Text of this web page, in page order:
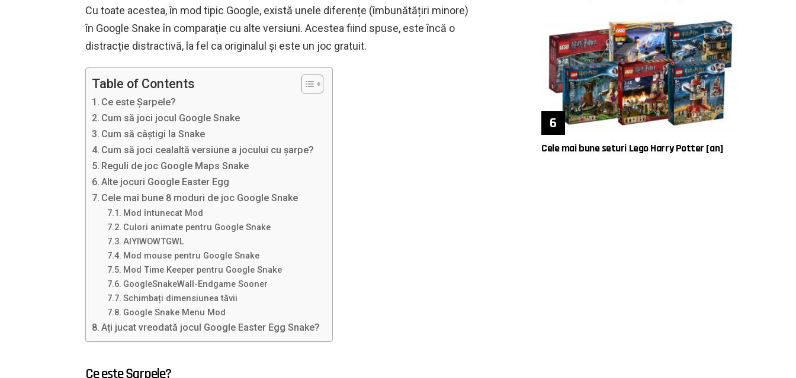
Cu toate acestea, în mod tipic Google, există unele diferențe (îmbunătățiri minore)
în Google Snake în comparație cu alte versiuni. Acestea fiind spuse, este încă o
distracție distractivă, la fel ca originalul și este un joc gratuit.
Table of Contents
Ce este Șarpele?
Cum să joci jocul Google Snake
Cum să câștigi la Snake
Cum să joci cealaltă versiune a jocului cu șarpe?
Reguli de joc Google Maps Snake
Alte jocuri Google Easter Egg
Cele mai bune 8 moduri de joc Google Snake
Mod întunecat Mod
Culori animate pentru Google Snake
AIYIWOWTGWL
Mod mouse pentru Google Snake
Mod Time Keeper pentru Google Snake
GoogleSnakeWall-Endgame Sooner
Schimbați dimensiunea tăvii
Google Snake Menu Mod
Ați jucat vreodată jocul Google Easter Egg Snake?
Ce este Șarpele?
Cele mai bune seturi Lego Harry Potter [an]